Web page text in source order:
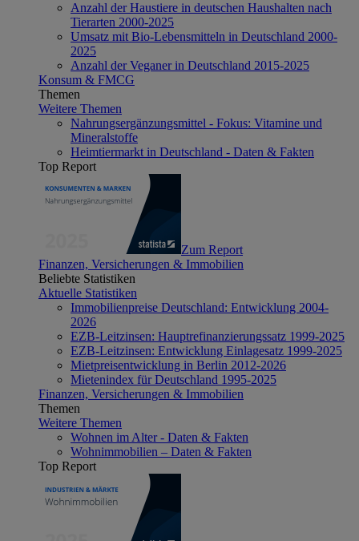
Anzahl der Haustiere in deutschen Haushalten nach
Tierarten 2000-2025
Umsatz mit Bio-Lebensmitteln in Deutschland 2000-
2025
Anzahl der Veganer in Deutschland 2015-2025
Konsum & FMCG
Themen
Weitere Themen
Nahrungsergänzungsmittel - Fokus: Vitamine und
Mineralstoffe
Heimtiermarkt in Deutschland - Daten & Fakten
Top Report
Zum Report
Finanzen, Versicherungen & Immobilien
Beliebte Statistiken
Aktuelle Statistiken
Immobilienpreise Deutschland: Entwicklung 2004-
2026
EZB-Leitzinsen: Hauptrefinanzierungssatz 1999-2025
EZB-Leitzinsen: Entwicklung Einlagesatz 1999-2025
Mietpreisentwicklung in Berlin 2012-2026
Mietenindex für Deutschland 1995-2025
Finanzen, Versicherungen & Immobilien
Themen
Weitere Themen
Wohnen im Alter - Daten & Fakten
Wohnimmobilien – Daten & Fakten
Top Report